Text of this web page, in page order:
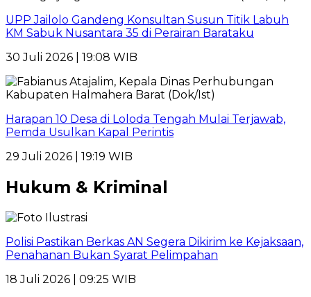
UPP Jailolo Gandeng Konsultan Susun Titik Labuh
KM Sabuk Nusantara 35 di Perairan Barataku
30 Juli 2026 | 19:08 WIB
Harapan 10 Desa di Loloda Tengah Mulai Terjawab,
Pemda Usulkan Kapal Perintis
29 Juli 2026 | 19:19 WIB
Hukum & Kriminal
Polisi Pastikan Berkas AN Segera Dikirim ke Kejaksaan,
Penahanan Bukan Syarat Pelimpahan
18 Juli 2026 | 09:25 WIB